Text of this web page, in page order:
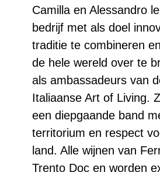
Camilla en Alessandro
bedrijf met als doel
traditie te combineren
de hele wereld over te
als ambassadeurs van
Italiaanse Art of Living.
een diepgaande band
territorium en respect
land. Alle wijnen van
Trento Doc en worden